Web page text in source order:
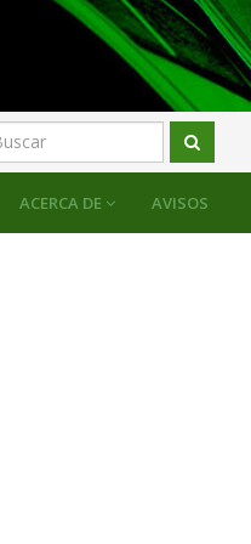
ACERCA DE AVISOS